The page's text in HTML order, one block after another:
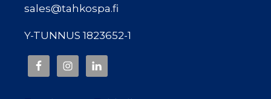
sales@tahkospa.fi
Y-TUNNUS 1823652-1